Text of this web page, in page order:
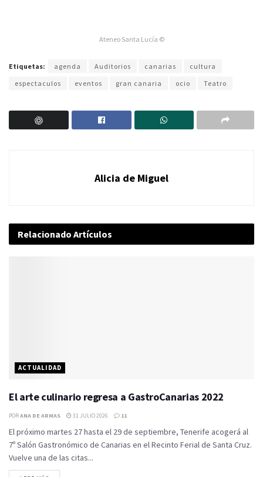
Ateneo Santa Lucía ©
Etiquetas: agenda Auditorios canarias
cultura
espectaculos
eventos gran canaria ocio Teatro
Alicia de Miguel
Relacionado Artículos
ACTUALIDAD
El arte culinario regresa a GastroCanarias 2022
PORANA DE ARMAS 31 JULIO 2026 11
El próximo martes 27 hasta el 29 de septiembre, Tenerife acogerá al
7º Salón Gastronómico de Canarias en el Recinto Ferial de Santa Cruz.
Vuelve una de las citas...